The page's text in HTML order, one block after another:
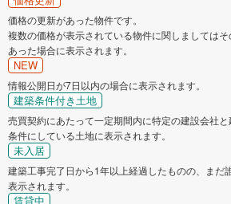
価格の更新があった物件です。
複数の価格が表示されている物件に関しましては
あった場合に表示されます。
NEW
情報公開日が7日以内の場合に表示されます。
建築条件付き土地
売買契約にあたって一定期間内に特定の建設会社
条件にしている土地に表示されます。
未入居
建築工事完了日から1年以上経過したものの、まだ
表示されます。
賃貸中